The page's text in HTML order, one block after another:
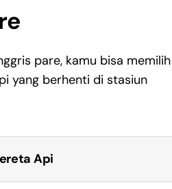
pare, kamu bisa memilih
yang berhenti di stasiun
Api